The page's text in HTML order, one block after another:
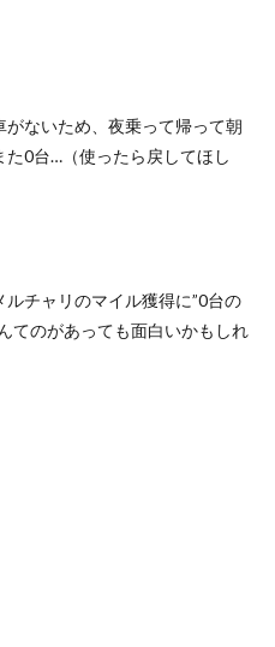
ないため、夜乗って帰って朝
た0台…（使ったら戻してほし
チャリのマイル獲得に”0台の
てのがあっても面白いかもしれ